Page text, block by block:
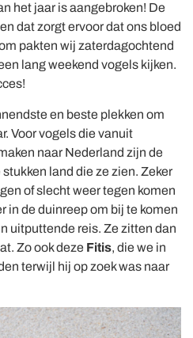
het jaar is aangebroken! De
dat zorgt ervoor dat ons bloed
pakten wij zaterdagochtend
lang weekend vogels kijken.
en beste plekken om
Voor vogels die vanuit
naar Nederland zijn de
land die ze zien. Zeker
of slecht weer tegen komen
in de duinreep om bij te komen
uitputtende reis. Ze zitten dan
Zo ook deze Fitis, die we in
terwijl hij op zoek was naar